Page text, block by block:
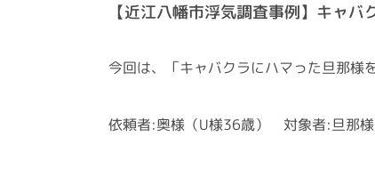
【近江八幡市浮気調査事例】キャ
今回は、「キャバクラにハマった旦那様
依頼者:奥様（U様36歳） 対象者:旦那様